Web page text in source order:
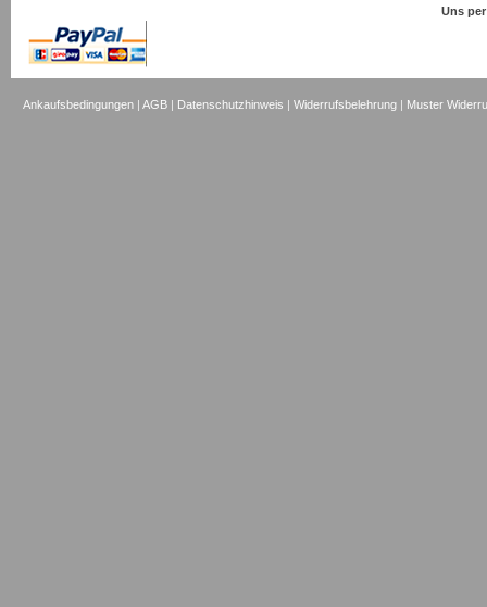
Uns
Ankaufsbedingungen |AGB | Datenschutzhinweis |Widerrufsbelehrung | Muster